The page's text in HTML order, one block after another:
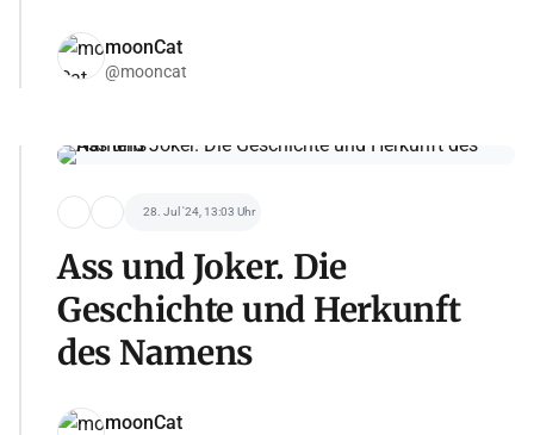
moonCat
@mooncat
28. Jul '24, 13:03 Uhr
Ass und Joker. Die
Geschichte und Herkunft
des Namens
moonCat